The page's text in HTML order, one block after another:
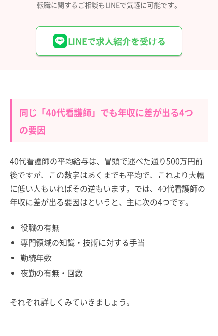
転職に関するご相談もLINEで気軽に可能です。
LINEで求人紹介を受ける
同じ「40代看護師」でも年収に差が出る4つ
の要因
40代看護師の平均給与は、冒頭で述べた通り500万円前
後ですが、この数字はあくまでも平均で、これより大幅
に低い人もいればその逆もいます。では、40代看護師の
年収に差が出る要因はというと、主に次の4つです。
役職の有無
専門領域の知識・技術に対する手当
勤続年数
夜勤の有無・回数
それぞれ詳しくみていきましょう。